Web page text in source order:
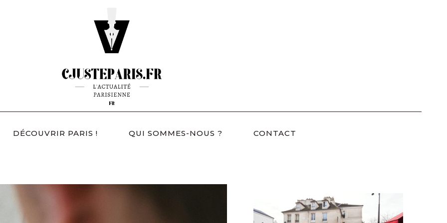
DÉCOUVRIR PARIS ! QUI SOMMES-NOUS ? CONTACT